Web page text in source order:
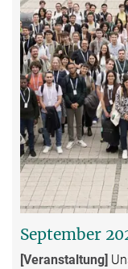
September
[Veranstaltung]